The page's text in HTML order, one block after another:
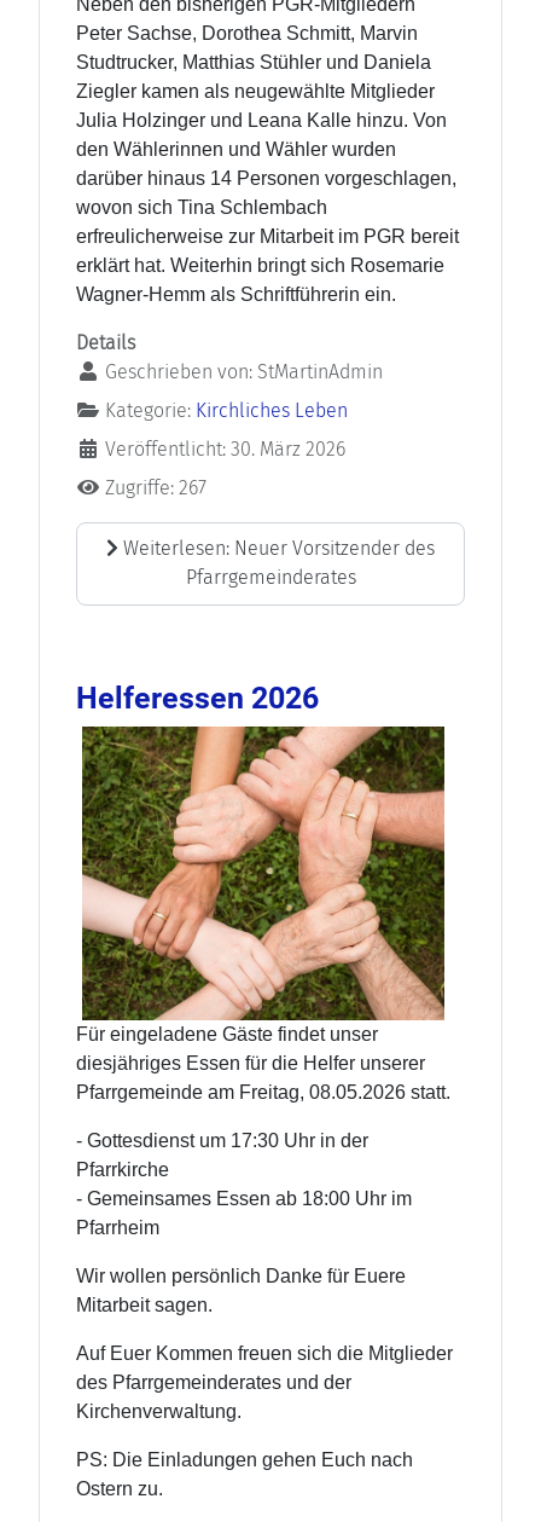
Peter Sachse, Dorothea Schmitt, Marvin
Studtrucker, Matthias Stühler und Daniela
Ziegler kamen als neugewählte Mitglieder
Julia Holzinger und Leana Kalle hinzu. Von
den Wählerinnen und Wähler wurden
darüber hinaus 14 Personen vorgeschlagen,
wovon sich Tina Schlembach
erfreulicherweise zur Mitarbeit im PGR bereit
erklärt hat. Weiterhin bringt sich Rosemarie
Wagner-Hemm als Schriftführerin ein.
Details
Geschrieben von: StMartinAdmin
Kategorie: Kirchliches Leben
Veröffentlicht: 30. März 2026
Zugriffe: 267
Weiterlesen: Neuer Vorsitzender des
Pfarrgemeinderates
Helferessen 2026
Für eingeladene Gäste findet unser
diesjähriges Essen für die Helfer unserer
Pfarrgemeinde am Freitag, 08.05.2026 statt.
- Gottesdienst um 17:30 Uhr in der
Pfarrkirche
- Gemeinsames Essen ab 18:00 Uhr im
Pfarrheim
Wir wollen persönlich Danke für Euere
Mitarbeit sagen.
Auf Euer Kommen freuen sich die Mitglieder
des Pfarrgemeinderates und der
Kirchenverwaltung.
PS: Die Einladungen gehen Euch nach
Ostern zu.